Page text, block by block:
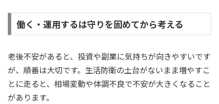
働く・運用するは守りを固めてから考える
老後不安があると、投資や副業に気持ちが向きやすいです
が、順番は大切です。生活防衛の土台がないまま増やすこ
とに走ると、相場変動や体調不良で不安が大きくなること
があります。